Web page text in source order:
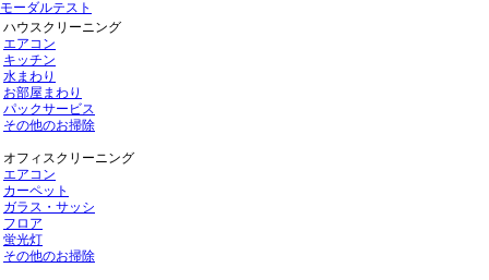
モーダルテスト
ハウスクリーニング
エアコン
キッチン
水まわり
お部屋まわり
パックサービス
その他のお掃除
オフィスクリーニング
エアコン
カーペット
ガラス・サッシ
フロア
蛍光灯
その他のお掃除